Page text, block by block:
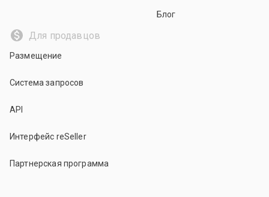
Блог
Для продавцов
Размещение
Система запросов
API
Интерфейс reSeller
Партнерская программа